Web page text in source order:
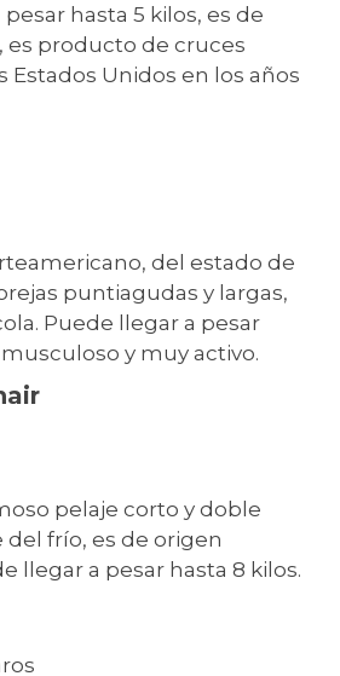
hasta 5 kilos, es de
es producto de cruces
Estados Unidos en los años
del estado de
puntiagudas y largas,
Puede llegar a pesar
musculoso y muy activo.
pelaje corto y doble
frío, es de origen
llegar a pesar hasta 8 kilos.